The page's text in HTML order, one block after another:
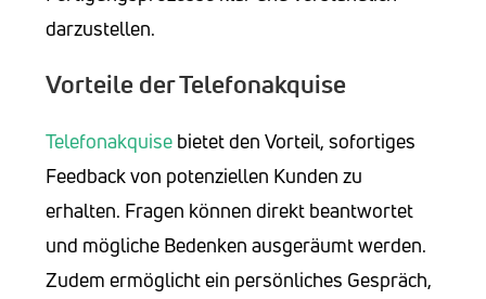
darzustellen.
Vorteile der Telefonakquise
Telefonakquise bietet den Vorteil, sofortiges
Feedback von potenziellen Kunden zu
erhalten. Fragen können direkt beantwortet
und mögliche Bedenken ausgeräumt werden.
Zudem ermöglicht ein persönliches Gespräch,